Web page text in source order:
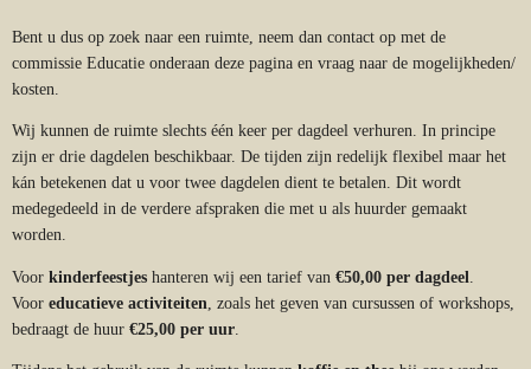
Bent u dus op zoek naar een ruimte, neem dan contact op met de
commissie Educatie onderaan deze pagina en vraag naar de mogelijkheden/
kosten.
Wij kunnen de ruimte slechts één keer per dagdeel verhuren. In principe
zijn er drie dagdelen beschikbaar. De tijden zijn redelijk flexibel maar het
kán betekenen dat u voor twee dagdelen dient te betalen. Dit wordt
medegedeeld in de verdere afspraken die met u als huurder gemaakt
worden.
Voor kinderfeestjes hanteren wij een tarief van €50,00 per dagdeel
Voor educatieve activiteiten , zoals het geven van cursussen of workshops,
bedraagt de huur €25,00 per uur